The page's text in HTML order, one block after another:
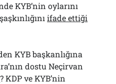
KYB’nin oylarını
ifade ettiği
KYB başkanlığına
dostu Neçirvan
? KDP ve KYB’nin